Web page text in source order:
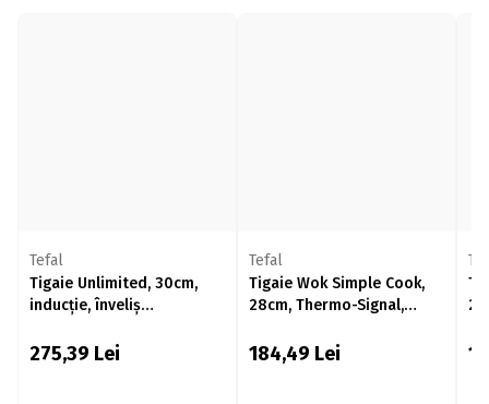
Tefal
Tigaie Unlimited, 30cm,
inducție, înveliș
indicator Thermo-Signal,
275,39 Lei
Tefal
Tigaie Wok Simple Cook,
28cm, Thermo-Signal,
titan
184,49 Lei